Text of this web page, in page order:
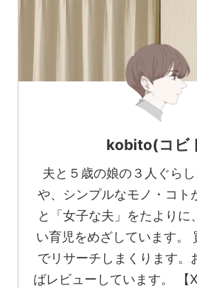
kobito(コビ
夫と５歳の娘の３人ぐら
や、シンプルなモノ・コト
と「女子な夫」をたよりに
い育児をめざしています。
でリサーチしまくります。
ばレビューしています。 【